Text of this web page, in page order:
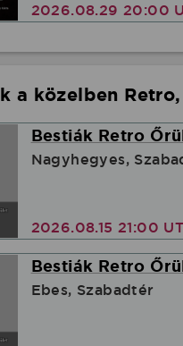
2026.08.29 20:00
a közelben
Bestiák Retro
Nagyhegyes,
2026.08.15 21:00
Bestiák Retro
Ebes, Szabadtér